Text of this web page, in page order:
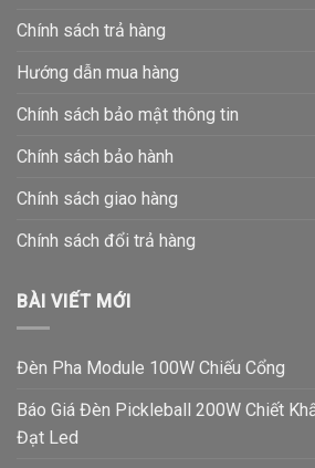
Chính sách trả hàng
Hướng dẫn mua hàng
Chính sách bảo mật thông tin
Chính sách bảo hành
Chính sách giao hàng
Chính sách đổi trả hàng
BÀI VIẾT MỚI
Đèn Pha Module 100W Chiếu Cổng
Báo Giá Đèn Pickleball 200W Chiết
Đạt Led